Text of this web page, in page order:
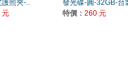
護照夾-..
元
發光碟-圓-32GB-台
特價： 260 元